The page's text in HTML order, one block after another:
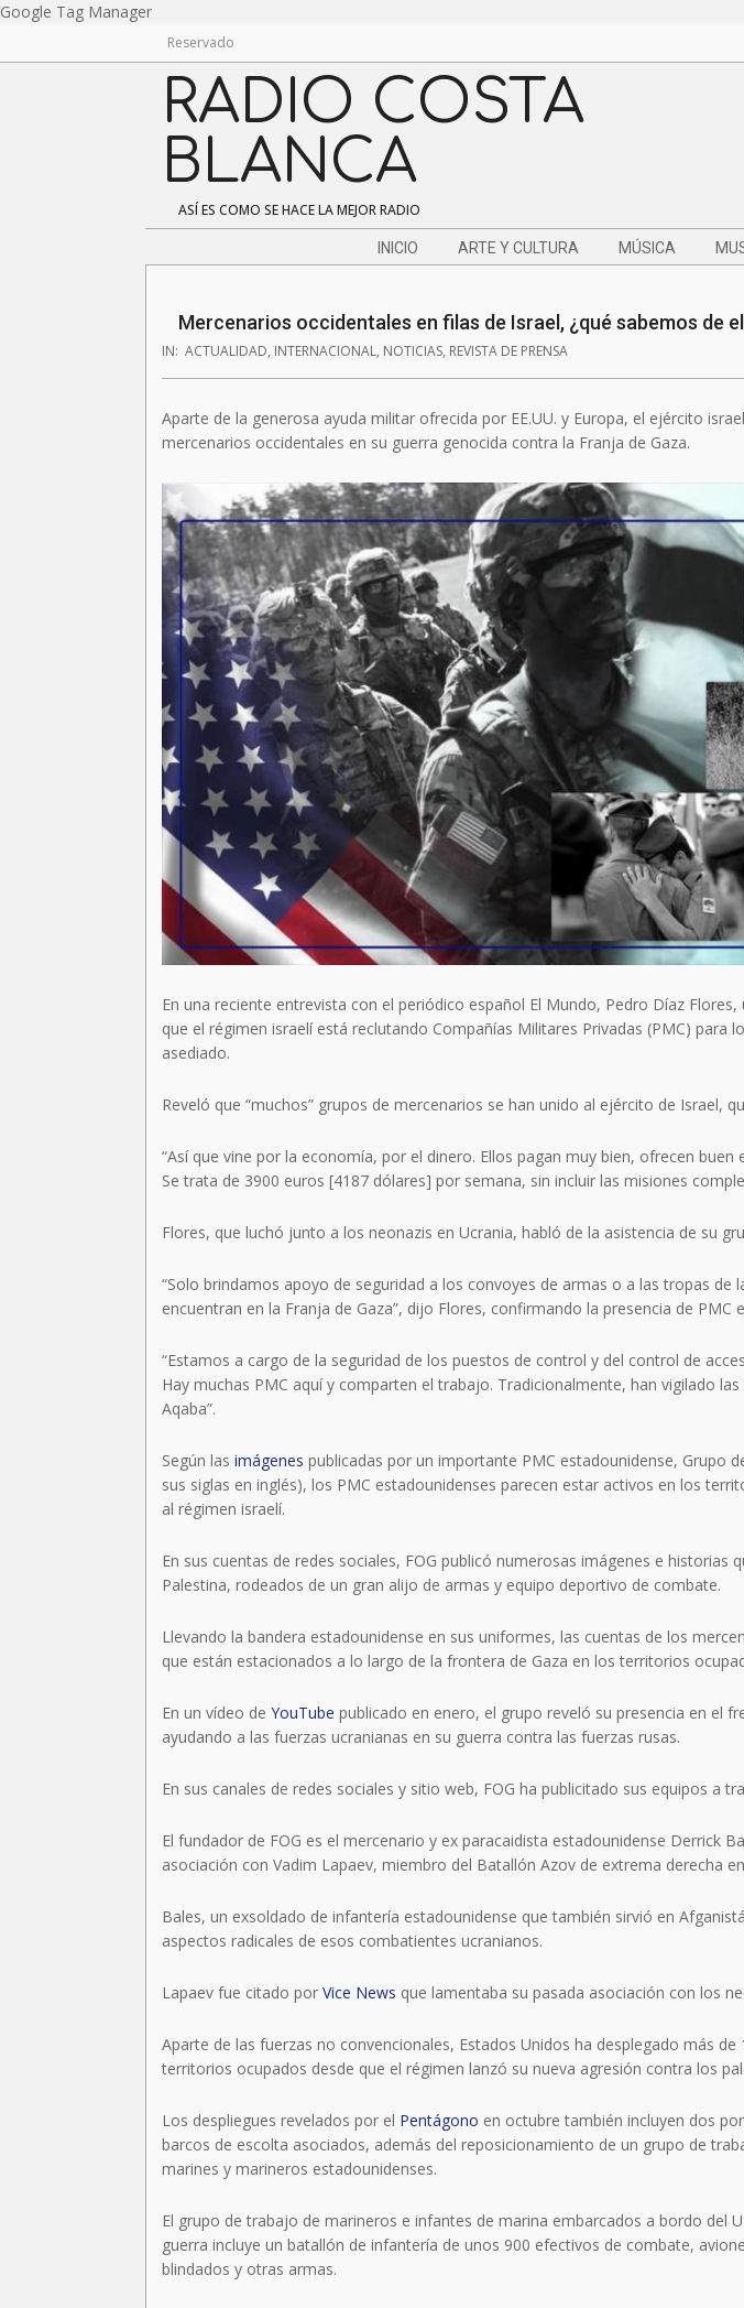
Google Tag ManagerSkip
content
Reservado
RADIO COSTA
BLANCA
ASÍ ES COMO SE HACE LA MEJOR RADIO
Menu
INICIO ARTE Y CULTURA MÚSICA
Mercenarios occidentales en filas de Israel, ¿qué sabemos de
IN: ACTUALIDAD, INTERNACIONAL, NOTICIAS, REVISTA DE PRENSA
Aparte de la generosa ayuda militar ofrecida por EE.UU. y Europa, el ejército
mercenarios occidentales en su guerra genocida contra la Franja de Gaza.
En una reciente entrevista con el periódico español El Mundo, Pedro Díaz
que el régimen israelí está reclutando Compañías Militares Privadas (PMC) para
asediado.
Reveló que “muchos” grupos de mercenarios se han unido al ejército de Israel,
“Así que vine por la economía, por el dinero. Ellos pagan muy bien, ofrecen
Se trata de 3900 euros [4187 dólares] por semana, sin incluir las misiones
Flores, que luchó junto a los neonazis en Ucrania, habló de la asistencia de su
“Solo brindamos apoyo de seguridad a los convoyes de armas o a las tropas de
encuentran en la Franja de Gaza”, dijo Flores, confirmando la presencia de PMC
“Estamos a cargo de la seguridad de los puestos de control y del control de
Hay muchas PMC aquí y comparten el trabajo. Tradicionalmente, han vigilado
Aqaba”.
Según las imágenes publicadas por un importante PMC estadounidense, Grupo
sus siglas en inglés), los PMC estadounidenses parecen estar activos en los
al régimen israelí.
En sus cuentas de redes sociales, FOG publicó numerosas imágenes e historias
Palestina, rodeados de un gran alijo de armas y equipo deportivo de combate.
Llevando la bandera estadounidense en sus uniformes, las cuentas de los
que están estacionados a lo largo de la frontera de Gaza en los territorios
En un vídeo de YouTube publicado en enero, el grupo reveló su presencia en el
ayudando a las fuerzas ucranianas en su guerra contra las fuerzas rusas.
En sus canales de redes sociales y sitio web, FOG ha publicitado sus equipos a
El fundador de FOG es el mercenario y ex paracaidista estadounidense Derrick
asociación con Vadim Lapaev, miembro del Batallón Azov de extrema derecha
Bales, un exsoldado de infantería estadounidense que también sirvió en
aspectos radicales de esos combatientes ucranianos.
Lapaev fue citado por Vice News que lamentaba su pasada asociación con los
Aparte de las fuerzas no convencionales, Estados Unidos ha desplegado más
territorios ocupados desde que el régimen lanzó su nueva agresión contra los
Los despliegues revelados por el Pentágono en octubre también incluyen dos
barcos de escolta asociados, además del reposicionamiento de un grupo de
marines y marineros estadounidenses.
El grupo de trabajo de marineros e infantes de marina embarcados a bordo del
guerra incluye un batallón de infantería de unos 900 efectivos de combate,
blindados y otras armas.